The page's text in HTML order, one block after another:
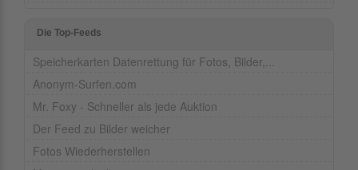
Die Top-Feeds
Speicherkarten Datenrettung für Fotos, Bilder,...
Anonym-Surfen.com
Mr. Foxy - Schneller als jede Auktion
Der Feed zu Bilder weicher
Fotos Wiederherstellen